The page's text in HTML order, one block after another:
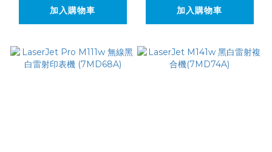
加入購物車 加入購物車